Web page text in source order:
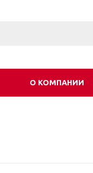
О КОМПАНИИ